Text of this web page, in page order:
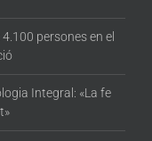
persones en el
Integral: «La fe